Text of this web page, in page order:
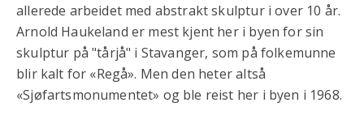
allerede arbeidet med abstrakt skulptur i over 10 år.
Arnold Haukeland er mest kjent her i byen for sin
skulptur på "tårjå" i Stavanger, som på folkemunne
blir kalt for «Regå». Men den heter altså
«Sjøfartsmonumentet» og ble reist her i byen i 1968.